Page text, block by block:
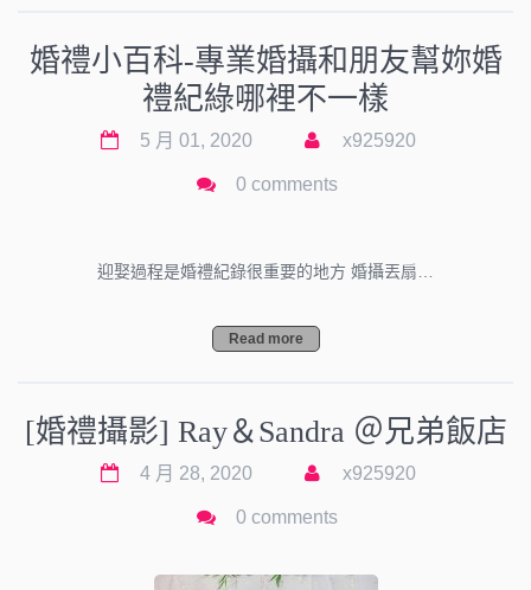
婚禮小百科-專業婚攝和朋友幫妳婚
禮紀綠哪裡不一樣
5 月 01, 2020 x925920
0 comments
迎娶過程是婚禮紀錄很重要的地方 婚攝丟扇…
Read more
[婚禮攝影] Ray＆Sandra ＠兄弟飯店
4 月 28, 2020 x925920
0 comments